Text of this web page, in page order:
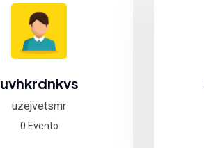
uvhkrdnkvs
uzejvetsmr
0 Evento